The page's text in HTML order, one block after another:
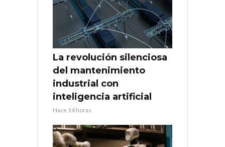
La revolución silenciosa
del mantenimiento
industrial con
inteligencia artificial
Hace 14 horas